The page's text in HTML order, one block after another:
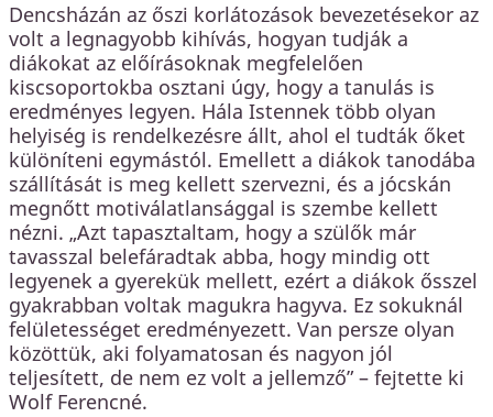
Dencsházán az őszi korlátozások bevezetésekor az
volt a legnagyobb kihívás, hogyan tudják a
diákokat az előírásoknak megfelelően
kiscsoportokba osztani úgy, hogy a tanulás is
eredményes legyen. Hála Istennek több olyan
helyiség is rendelkezésre állt, ahol el tudták őket
különíteni egymástól. Emellett a diákok tanodába
szállítását is meg kellett szervezni, és a jócskán
megnőtt motiválatlansággal is szembe kellett
nézni. „Azt tapasztaltam, hogy a szülők már
tavasszal belefáradtak abba, hogy mindig ott
legyenek a gyerekük mellett, ezért a diákok ősszel
gyakrabban voltak magukra hagyva. Ez sokuknál
felületességet eredményezett. Van persze olyan
közöttük, aki folyamatosan és nagyon jól
teljesített, de nem ez volt a jellemző” – fejtette ki
Wolf Ferencné.